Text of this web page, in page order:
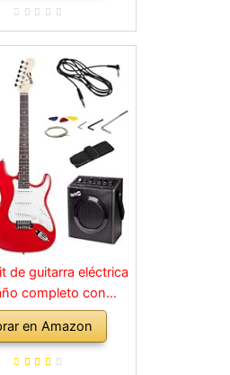
de guitarra eléctrica
completo con
de 10 vatios, clases,
de transporte,
plomo y cuerdas de
en Amazon